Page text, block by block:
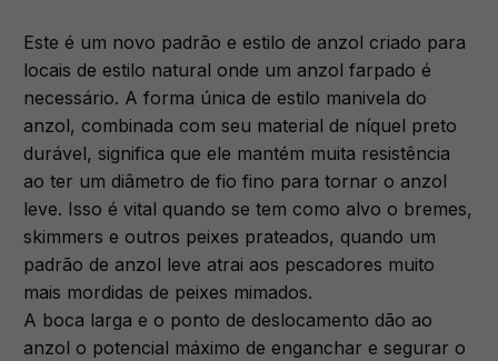
Este é um novo padrão e estilo de anzol criado para
locais de estilo natural onde um anzol farpado é
necessário. A forma única de estilo manivela do
anzol, combinada com seu material de níquel preto
durável, significa que ele mantém muita resistência
ao ter um diâmetro de fio fino para tornar o anzol
leve. Isso é vital quando se tem como alvo o bremes,
skimmers e outros peixes prateados, quando um
padrão de anzol leve atrai aos pescadores muito
mais mordidas de peixes mimados.
A boca larga e o ponto de deslocamento dão ao
anzol o potencial máximo de enganchar e segurar o